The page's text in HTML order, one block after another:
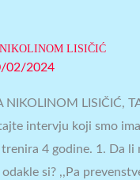
LISIČIĆ
02/2024
NIKOLINOM LISIČIĆ,
intervju koji smo
4 godine. 1. Da li
si? ,,Pa